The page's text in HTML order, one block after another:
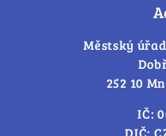
Městský
252 10
IČ:
DIČ: